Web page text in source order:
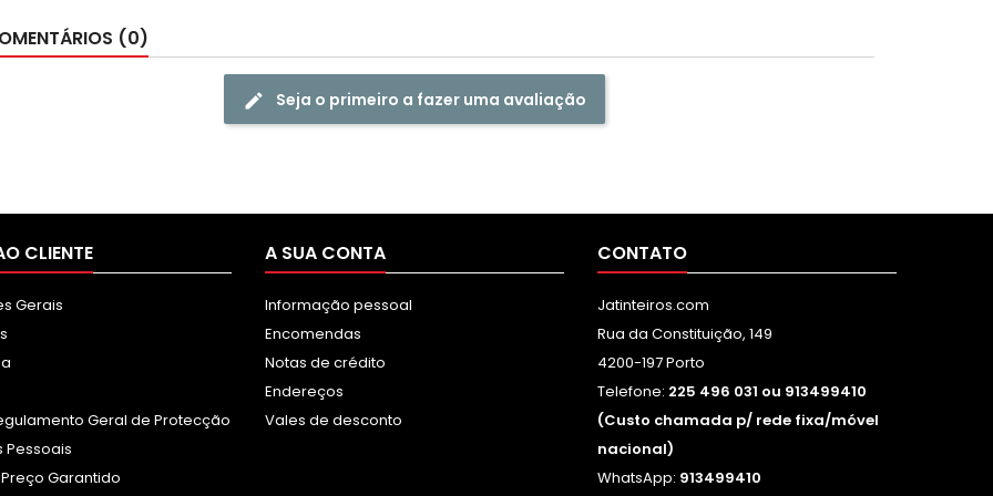
(0)
Seja o primeiro a fazer uma avaliação
CLIENTE
Gerais
Geral de Protecção
Pessoais
Garantido
A SUA CONTA
Informação pessoal
Encomendas
Notas de crédito
Endereços
Vales de desconto
CONTATO
Jatinteiros.com
Rua da Constituição, 149
4200-197 Porto
Telefone: 225 496 031 ou 913499410
(Custo chamada p/ rede fixa/móvel
nacional)
WhatsApp: 913499410